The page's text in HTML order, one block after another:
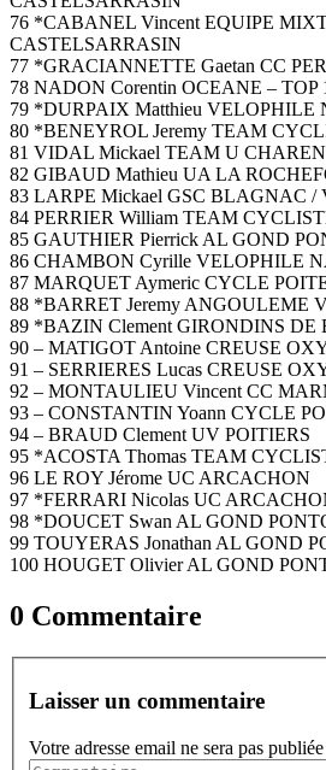
76 *CABANEL Vincent EQUIPE
CASTELSARRASIN
77 *GRACIANNETTE Gaetan CC
78 NADON Corentin OCEANE – TOP
79 *DURPAIX Matthieu VELOPHILE
80 *BENEYROL Jeremy TEAM
81 VIDAL Mickael TEAM U
82 GIBAUD Mathieu UA LA
83 LARPE Mickael GSC BLAGNAC /
84 PERRIER William TEAM
85 GAUTHIER Pierrick AL GOND
86 CHAMBON Cyrille VELOPHILE
87 MARQUET Aymeric CYCLE
88 *BARRET Jeremy ANGOULEME
89 *BAZIN Clement GIRONDINS DE
90 – MATIGOT Antoine CREUSE
91 – SERRIERES Lucas CREUSE
92 – MONTAULIEU Vincent CC
93 – CONSTANTIN Yoann CYCLE
94 – BRAUD Clement UV POITIERS
95 *ACOSTA Thomas TEAM
96 LE ROY Jérome UC ARCACHON
97 *FERRARI Nicolas UC
98 *DOUCET Swan AL GOND
99 TOUYERAS Jonathan AL GOND
100 HOUGET Olivier AL GOND
0 Commentaire
Laisser un commentaire
Votre adresse email ne sera pas publiée